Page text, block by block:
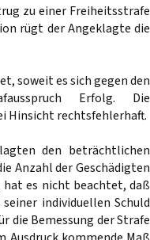
zu einer Freiheitsstrafe
rügt der Angeklagte die
soweit es sich gegen den
Erfolg. Die
Hinsicht rechtsfehlerhaft.
den beträchtlichen
Anzahl der Geschädigten
es nicht beachtet, daß
individuellen Schuld
die Bemessung der Strafe